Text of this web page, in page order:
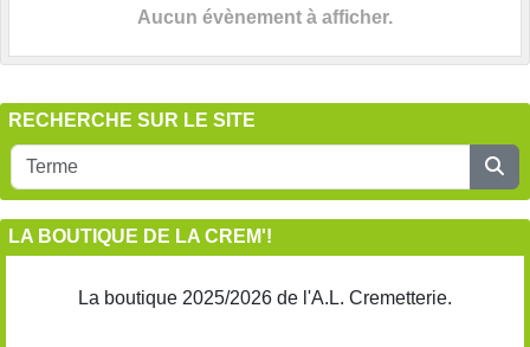
Aucun évènement à afficher.
RECHERCHE SUR LE SITE
LA BOUTIQUE DE LA CREM'!
La boutique 2025/2026 de l'A.L. Cremetterie.